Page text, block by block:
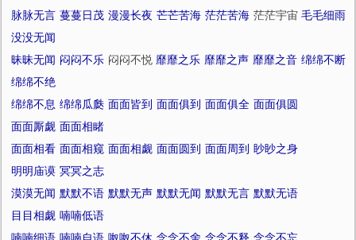
脉脉无言 蔓蔓日茂 漫漫长夜 芒芒苦海 茫茫苦海 茫茫宇宙 毛毛细雨
没没无闻
昧昧无闻 闷闷不乐 闷闷不悦 靡靡之乐 靡靡之声 靡靡之音 绵绵不断
绵绵不绝
绵绵不息 绵绵瓜瓞 面面皆到 面面俱到 面面俱全 面面俱圆
面面厮觑 面面相睹
面面相看 面面相窥 面面相觑 面面圆到 面面周到 眇眇之身
明明庙谟 冥冥之志
漠漠无闻 默默不语 默默无声 默默无闻 默默无言 默默无语
目目相觑 喃喃低语